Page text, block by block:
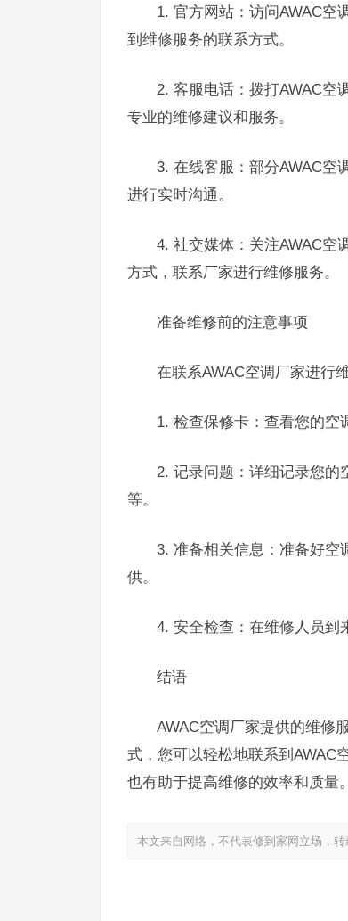
1. 官方网站：访问AWAC空
到维修服务的联系方式。
2. 客服电话：拨打AWAC空
专业的维修建议和服务。
3. 在线客服：部分AWAC空
进行实时沟通。
4. 社交媒体：关注AWAC空
方式，联系厂家进行维修服务。
准备维修前的注意事项
在联系AWAC空调厂家进行
1. 检查保修卡：查看您的空
2. 记录问题：详细记录您的
等。
3. 准备相关信息：准备好空
供。
4. 安全检查：在维修人员到
结语
AWAC空调厂家提供的维修
式，您可以轻松地联系到AWAC
也有助于提高维修的效率和质量。
本文来自网络，不代表修到家网立场，转